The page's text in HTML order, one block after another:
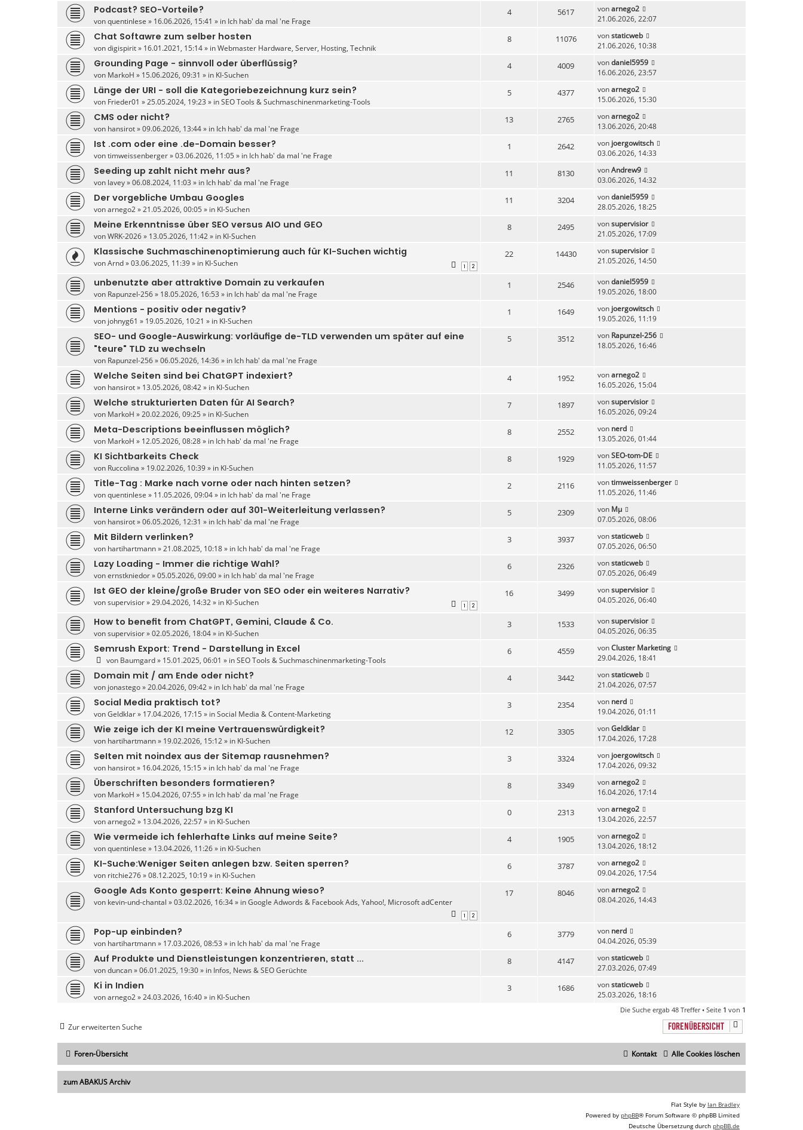
Podcast? SEO-Vorteile?
vonquentinlese » 16.06.2026, 15:41 » in Ich hab' da mal 'ne Frage
4 5617 vonarnego2
21.06.2026, 22:07
Chat Softawre zum selber hosten
vondigispirit» 16.01.2021, 15:14 » inWebmaster Hardware, Server, Hosting, Technik
8 11076 vonstaticweb
21.06.2026, 10:38
Grounding Page - sinnvoll oder überflüssig?
von MarkoH » 15.06.2026, 09:31 » in KI-Suchen
4 4009 vondaniel5959
16.06.2026, 23:57
Länge der URI - soll die Kategoriebezeichnung kurz sein?
von Frieder01 » 25.05.2024, 19:23 » inSEO Tools & Suchmaschinenmarketing-Tools
5 4377 vonarnego2
15.06.2026, 15:30
CMS oder nicht?
von hansirot» 09.06.2026, 13:44 » in Ich hab' da mal 'ne Frage
13 2765 vonarnego2
13.06.2026, 20:48
Ist .com oder eine .de-Domain besser?
vontimweissenberger» 03.06.2026, 11:05 » in Ich hab' da mal 'ne Frage
1 2642 von joergowitsch
03.06.2026, 14:33
Seeding up zahlt nicht mehr aus?
von lavey» 06.08.2024, 11:03 » in Ich hab' da mal 'ne Frage
11 8130 vonAndrew9
03.06.2026, 14:32
Der vorgebliche Umbau Googles
vonarnego2» 21.05.2026, 00:05 » in KI-Suchen
11 3204 vondaniel5959
28.05.2026, 18:25
Meine Erkenntnisse über SEO versus AIO und GEO
vonWRK-2026» 13.05.2026, 11:42 » in KI-Suchen
8 2495 vonsupervisior
21.05.2026, 17:09
Klassische Suchmaschinenoptimierung auch für KI-Suchen wichtig
vonArnd» 03.06.2025, 11:39 » in KI-Suchen 1 2
22 14430 vonsupervisior
21.05.2026, 14:50
unbenutzte aber attraktive Domain zu verkaufen
von Rapunzel-256» 18.05.2026, 16:53 » in Ich hab' da mal 'ne Frage
1 2546 vondaniel5959
19.05.2026, 18:00
Mentions - positiv oder negativ?
von johnyg61 » 19.05.2026, 10:21 » in KI-Suchen
1 1649 von joergowitsch
19.05.2026, 11:19
SEO- und Google-Auswirkung: vorläufige de-TLD verwenden um später auf eine
"teure" TLD zu wechseln
von Rapunzel-256» 06.05.2026, 14:36 » in Ich hab' da mal 'ne Frage
5 3512 von Rapunzel-256
18.05.2026, 16:46
Welche Seiten sind bei ChatGPT indexiert?
von hansirot» 13.05.2026, 08:42 » in KI-Suchen
4 1952 vonarnego2
16.05.2026, 15:04
Welche strukturierten Daten für AI Search?
von MarkoH » 20.02.2026, 09:25 » in KI-Suchen
7 1897 vonsupervisior
16.05.2026, 09:24
Meta-Descriptions beeinflussen möglich?
von MarkoH » 12.05.2026, 08:28 » in Ich hab' da mal 'ne Frage
8 2552 von nerd
13.05.2026, 01:44
KI Sichtbarkeits Check
von Ruccolina » 19.02.2026, 10:39 » in KI-Suchen
8 1929 vonSEO-tom-DE
11.05.2026, 11:57
Title-Tag : Marke nach vorne oder nach hinten setzen?
vonquentinlese » 11.05.2026, 09:04 » in Ich hab' da mal 'ne Frage
2 2116 vontimweissenberger
11.05.2026, 11:46
Interne Links verändern oder auf 301-Weiterleitung verlassen?
von hansirot» 06.05.2026, 12:31 » in Ich hab' da mal 'ne Frage
5 2309 von Mµ
07.05.2026, 08:06
Mit Bildern verlinken?
von hartihartmann» 21.08.2025, 10:18 » in Ich hab' da mal 'ne Frage
3 3937 vonstaticweb
07.05.2026, 06:50
Lazy Loading - Immer die richtige Wahl?
vonernstkniedor» 05.05.2026, 09:00 » in Ich hab' da mal 'ne Frage
6 2326 vonstaticweb
07.05.2026, 06:49
Ist GEO der kleine/große Bruder von SEO oder ein weiteres Narrativ?
vonsupervisior» 29.04.2026, 14:32 » in KI-Suchen 1 2
16 3499 vonsupervisior
04.05.2026, 06:40
How to benefit from ChatGPT, Gemini, Claude & Co.
vonsupervisior» 02.05.2026, 18:04 » in KI-Suchen
3 1533 vonsupervisior
04.05.2026, 06:35
Semrush Export: Trend - Darstellung in Excel
von Baumgard» 15.01.2025, 06:01 » inSEO Tools & Suchmaschinenmarketing-Tools
6 4559 vonCluster Marketing
29.04.2026, 18:41
Domain mit / am Ende oder nicht?
von jonastego» 20.04.2026, 09:42 » in Ich hab' da mal 'ne Frage
4 3442 vonstaticweb
21.04.2026, 07:57
Social Media praktisch tot?
vonGeldklar» 17.04.2026, 17:15 » inSocial Media & Content-Marketing
3 2354 von nerd
19.04.2026, 01:11
Wie zeige ich der KI meine Vertrauenswürdigkeit?
von hartihartmann» 19.02.2026, 15:12 » in KI-Suchen
12 3305 vonGeldklar
17.04.2026, 17:28
SeIten mit noindex aus der Sitemap rausnehmen?
von hansirot» 16.04.2026, 15:15 » in Ich hab' da mal 'ne Frage
3 3324 von joergowitsch
17.04.2026, 09:32
Überschriften besonders formatieren?
von MarkoH » 15.04.2026, 07:55 » in Ich hab' da mal 'ne Frage
8 3349 vonarnego2
16.04.2026, 17:14
Stanford Untersuchung bzg KI
vonarnego2» 13.04.2026, 22:57 » in KI-Suchen
0 2313 vonarnego2
13.04.2026, 22:57
Wie vermeide ich fehlerhafte Links auf meine Seite?
vonquentinlese » 13.04.2026, 11:26 » in KI-Suchen
4 1905 vonarnego2
13.04.2026, 18:12
KI-Suche:Weniger Seiten anlegen bzw. Seiten sperren?
von ritchie276» 08.12.2025, 10:19 » in KI-Suchen
6 3787 vonarnego2
09.04.2026, 17:54
Google Ads Konto gesperrt: Keine Ahnung wieso?
von kevin-und-chantal » 03.02.2026, 16:34 » inGoogle Adwords & Facebook Ads, Yahoo!, Microsoft adCenter
1 2
17 8046 vonarnego2
08.04.2026, 14:43
Pop-up einbinden?
von hartihartmann» 17.03.2026, 08:53 » in Ich hab' da mal 'ne Frage
6 3779 von nerd
04.04.2026, 05:39
Auf Produkte und Dienstleistungen konzentrieren, statt ...
vonduncan» 06.01.2025, 19:30 » in Infos, News & SEO Gerüchte
8 4147 vonstaticweb
27.03.2026, 07:49
Ki in Indien
vonarnego2» 24.03.2026, 16:40 » in KI-Suchen
3 1686 vonstaticweb
25.03.2026, 18:16
Die Suche ergab 48 Treffer • Seite 1 von 1
Zur erweiterten Suche FORENÜBERSICHT
Foren-Übersicht Alle Cookies löschen
Kontakt
zum ABAKUS Archiv
Flat Style by Ian Bradley
Powered by phpBB® Forum Software © phpBB Limited
Deutsche Übersetzung durch phpBB.de